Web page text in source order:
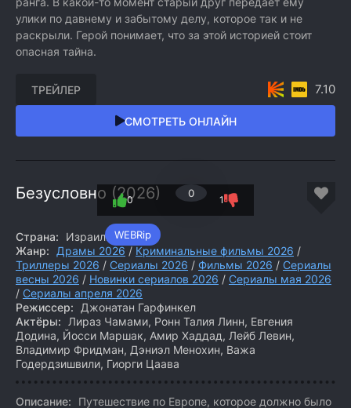
улики по давнему и забытому делу, которое так и не
раскрыли. Герой понимает, что за этой историей стоит
опасная тайна.
СМОТРЕТЬ ОНЛАЙН
ТРЕЙЛЕР 7.10
Безусловно (2026)
WEBRip
0
0 1
Страна:
Израиль
Жанр:
Драмы 2026 / Криминальные фильмы 2026 /
Триллеры 2026 / Сериалы 2026 / Фильмы 2026 / Сериалы
весны 2026 / Новинки сериалов 2026 / Сериалы мая 2026
/ Сериалы апреля 2026
Режиссер:
Джонатан Гарфинкел
Актёры:
Лираз Чамами, Ронн Талия Линн, Евгения
Додина, Йосси Маршак, Амир Хаддад, Лейб Левин,
Владимир Фридман, Дэниэл Менохин, Важа
Годердзишвили, Гиорги Цаава
Описание:
Путешествие по Европе, которое должно было